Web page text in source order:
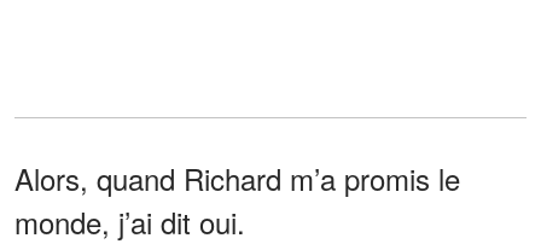
Alors, quand Richard m’a promis le
monde, j’ai dit oui.